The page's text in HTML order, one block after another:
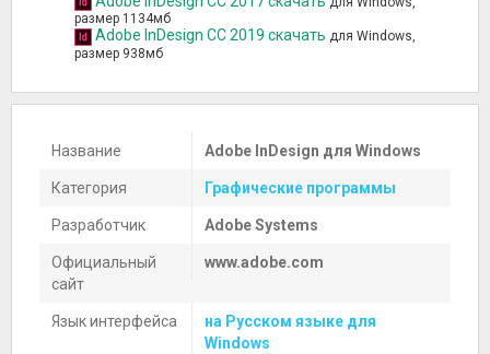
размер 1134мб
Adobe InDesign CC 2019 скачать для Windows,
размер 938мб
Название Adobe InDesign для Windows
Категория Графические программы
Разработчик Adobe Systems
Официальный
сайт
www.adobe.com
Язык интерфейса
на Русском языке для
Windows